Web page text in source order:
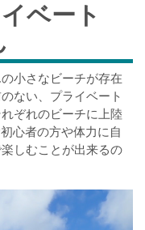
ベート
小さなビーチが存在
ない、プライベート
ぞれのビーチに上陸
心者の方や体力に自
しむことが出来るの